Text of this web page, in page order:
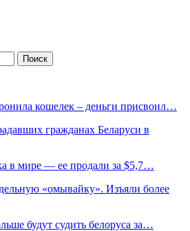
кошелек – деньги присвоил…
гражданах Беларуси в
в мире — ее продали за $5,7…
«омывайку». Изъяли более
будут судить белоруса за…